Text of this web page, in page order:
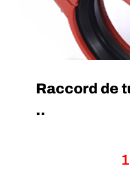
Raccord de
..
1